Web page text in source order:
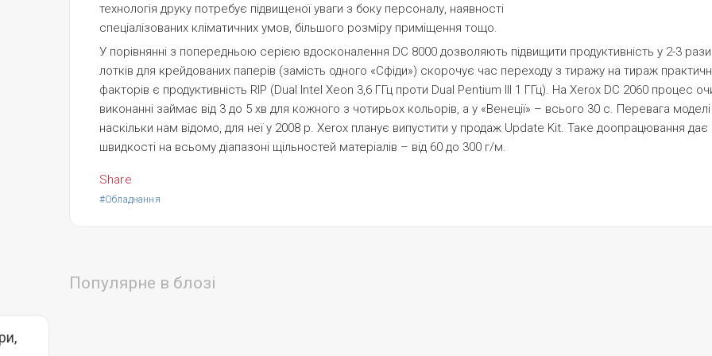
технологія друку потребує підвищеної уваги з боку персоналу, наявності
спеціалізованих кліматичних умов, більшого розміру приміщення тощо.
У порівнянні з попередньою серією вдосконалення DC 8000 дозволяють підвищити продуктивність у 2-3
лотків для крейдованих паперів (замість одного «Сфіди») скорочує час переходу з тиражу на тираж
факторів є продуктивність RIP (Dual Intel Xeon 3,6 ГГц проти Dual Pentium III 1 ГГц). На Xerox DC 2060 процес
виконанні займає від 3 до 5 хв для кожного з чотирьох кольорів, а у «Венеції» – всього 30 с. Перевага
наскільки нам відомо, для неї у 2008 р. Xerox планує випустити у продаж Update Kit. Таке доопрацювання
швидкості на всьому діапазоні щільностей матеріалів – від 60 до 300 г/м.
Share
#Обладнання
Популярне в блозі